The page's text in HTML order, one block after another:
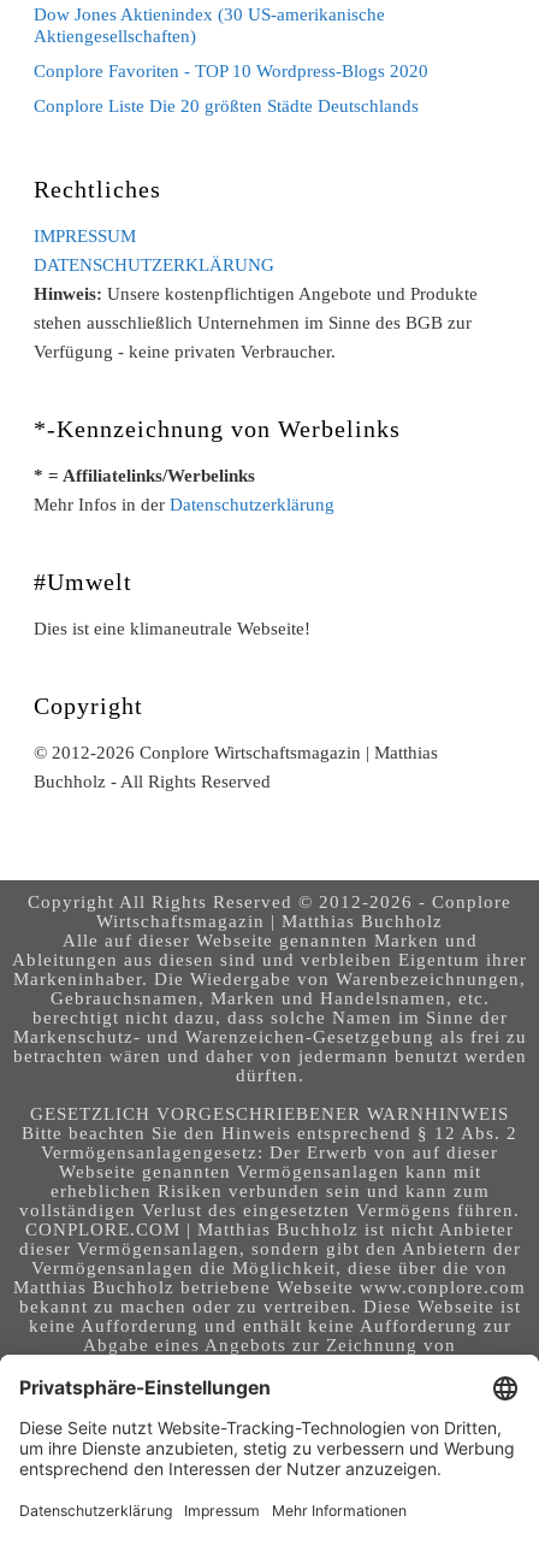
Dow Jones Aktienindex (30 US-amerikanische
Aktiengesellschaften)
Conplore Favoriten - TOP 10 Wordpress-Blogs 2020
Conplore Liste Die 20 größten Städte Deutschlands
Rechtliches
IMPRESSUM
DATENSCHUTZERKLÄRUNG
Hinweis: Unsere kostenpflichtigen Angebote und Produkte
stehen ausschließlich Unternehmen im Sinne des BGB zur
Verfügung - keine privaten Verbraucher.
*-Kennzeichnung von Werbelinks
* = Affiliatelinks/Werbelinks
Mehr Infos in derDatenschutzerklärung
#Umwelt
Dies ist eine klimaneutrale Webseite!
Copyright
© 2012-2026 Conplore Wirtschaftsmagazin | Matthias
Buchholz - All Rights Reserved
Copyright All Rights Reserved © 2012-2026 - Conplore
Wirtschaftsmagazin | Matthias Buchholz
Alle auf dieser Webseite genannten Marken und
Ableitungen aus diesen sind und verbleiben Eigentum ihrer
Markeninhaber. Die Wiedergabe von Warenbezeichnungen,
Gebrauchsnamen, Marken und Handelsnamen, etc.
berechtigt nicht dazu, dass solche Namen im Sinne der
Markenschutz- und Warenzeichen-Gesetzgebung als frei zu
betrachten wären und daher von jedermann benutzt werden
dürften.
GESETZLICH VORGESCHRIEBENER WARNHINWEIS
Bitte beachten Sie den Hinweis entsprechend § 12 Abs. 2
Vermögensanlagengesetz: Der Erwerb von auf dieser
Webseite genannten Vermögensanlagen kann mit
erheblichen Risiken verbunden sein und kann zum
vollständigen Verlust des eingesetzten Vermögens führen.
CONPLORE.COM | Matthias Buchholz ist nicht Anbieter
dieser Vermögensanlagen, sondern gibt den Anbietern der
Vermögensanlagen die Möglichkeit, diese über die von
Matthias Buchholz betriebene Webseite www.conplore.com
bekannt zu machen oder zu vertreiben. Diese Webseite ist
keine Aufforderung und enthält keine Aufforderung zur
Abgabe eines Angebots zur Zeichnung von
über Vermögensanlagen. Die Webseite richtet sich an ein
internationales Publikum. Sie stellt keine Beratung,
Anlageberatung, Rechtsberatung, Steuerberatung,
Kaufaufforderung oder sonstige Empfehlung dar - es
handelt sich um Werbung. Ob die in auf dieser Webseite
genannten Informationen, Anlagemöglichkeiten,
Instrumente in Ihrem Land rechtskonform (nutzbar) sind